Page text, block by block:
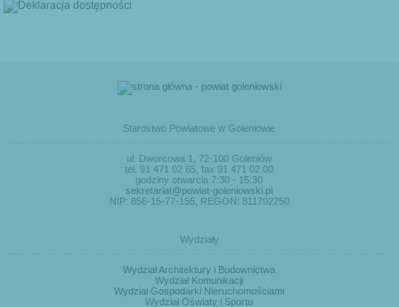
Starostwo Powiatowe w Goleniowie
ul. Dworcowa 1, 72-100 Goleniów
tel. 91 471 02 65, fax 91 471 02 00
godziny otwarcia 7:30 - 15:30
sekretariat@powiat-goleniowski.pl
NIP: 856-15-77-155, REGON: 811702250
Wydziały
Wydział Architektury i Budownictwa
Wydział Komunikacji
Wydział Gospodarki Nieruchomościami
Wydział Oświaty i Sportu